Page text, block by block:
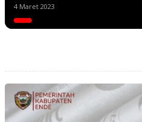
4 Maret 2023